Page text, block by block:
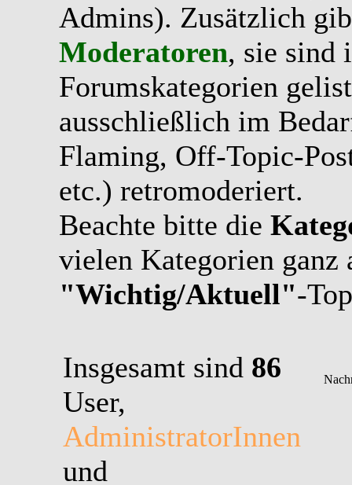
Admins). Zusätzlich
Moderatoren, sie sind
Forumskategorien
ausschließlich im
Flaming, Off-Topic-
etc.) retromoderiert.
Beachte bitte die
vielen Kategorien ganz
"Wichtig/Aktuell"-
Insgesamt sind 86
User,
AdministratorInnen
und